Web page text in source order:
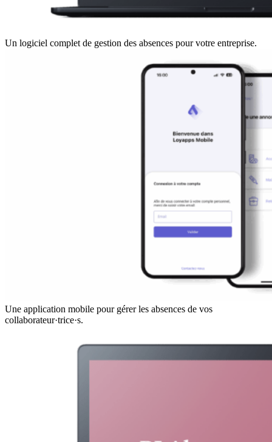
Un logiciel complet de gestion des absences pour votre entreprise.
Une application mobile pour gérer les absences de vos
collaborateur·trice·s.